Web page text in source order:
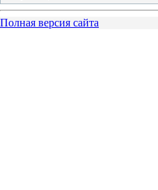
Полная версия сайта